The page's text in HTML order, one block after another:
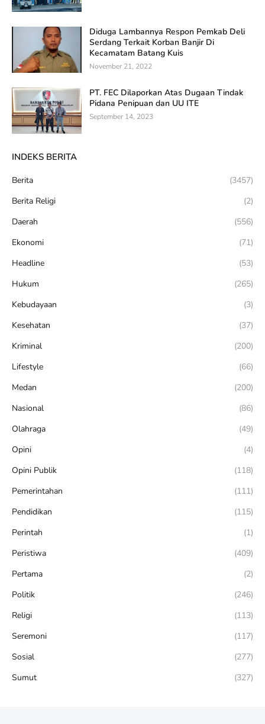
Diduga Lambannya Respon Pemkab Deli
Serdang Terkait Korban Banjir Di
Kecamatam Batang Kuis
November 21, 2022
PT. FEC Dilaporkan Atas Dugaan Tindak
Pidana Penipuan dan UU ITE
September 14, 2023
INDEKS BERITA
Berita
(3457)
Berita Religi
(2)
Daerah
(556)
Ekonomi
(71)
Headline
(53)
Hukum
(265)
Kebudayaan
(3)
Kesehatan
(37)
Kriminal
(200)
Lifestyle
(66)
Medan
(200)
Nasional
(86)
Olahraga
(49)
Opini
(4)
Opini Publik
(118)
Pemerintahan
(111)
Pendidikan
(115)
Perintah
(1)
Peristiwa
(409)
Pertama
(2)
Politik
(246)
Religi
(113)
Seremoni
(117)
Sosial
(277)
Sumut
(327)